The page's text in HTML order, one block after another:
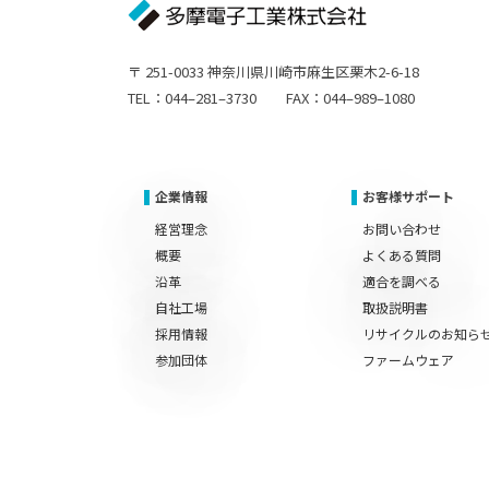
〒 251-0033 神奈川県川崎市麻生区栗木2-6-18
TEL：044–281–3730 FAX：044–989–1080
企業情報
経営理念
概要
沿革
自社工場
採用情報
参加団体
お客様サポート
お問い合わせ
よくある質問
適合を調べる
取扱説明書
リサイクルのお知ら
ファームウェア